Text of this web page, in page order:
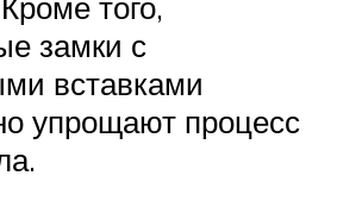
замки с
вставками
упрощают процесс